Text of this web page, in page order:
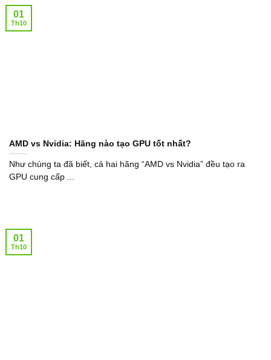
AMD vs Nvidia: Hãng nào tạo GPU tốt nhất?
Như chúng ta đã biết, cả hai hãng “AMD vs Nvidia” đều tạo ra
GPU cung cấp ...
01
Th10
01
Th10